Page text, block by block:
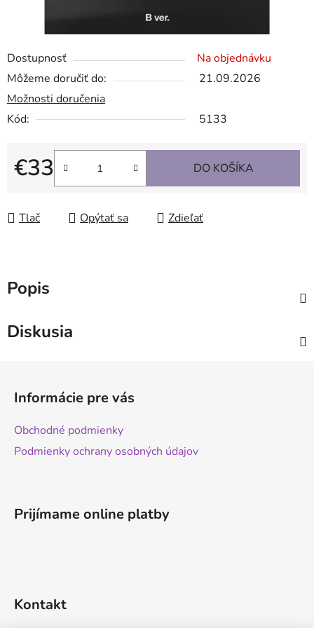
Dostupnosť
Na objednávku
Môžeme doručiť do:
21.09.2026
Možnosti doručenia
Kód:
5133
€33
Jednotková cena:
DO KOŠÍKA
Tlač Opýtať sa Zdieľať
Popis
Diskusia
Informácie pre vás
Obchodné podmienky
Podmienky ochrany osobných údajov
Prijímame online platby
Kontakt